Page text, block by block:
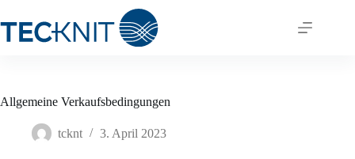
Inhalt
springen
Allgemeine Verkaufsbedingungen
tcknt 3. April 2023